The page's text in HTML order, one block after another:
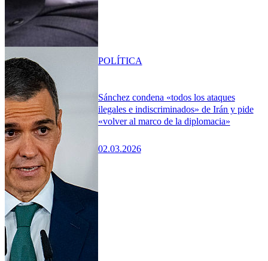
Sánchez condena «todos los ataques
ilegales e indiscriminados» de Irán y pide
«volver al marco de la diplomacia»
02.03.2026
POLÍTICA